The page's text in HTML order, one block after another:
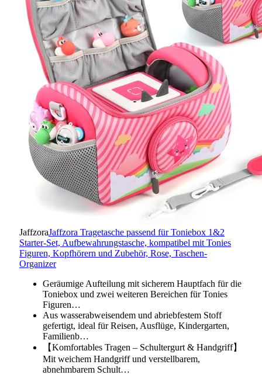
JaffzoraJaffzora Tragetasche passend für Toniebox 1&2
Starter-Set, Aufbewahrungstasche, kompatibel mit Tonies
Figuren, Kopfhörern und Zubehör, Rose, Taschen-
Organizer
Geräumige Aufteilung mit sicherem Hauptfach für die
Toniebox und zwei weiteren Bereichen für Tonies
Figuren…
Aus wasserabweisendem und abriebfestem Stoff
gefertigt, ideal für Reisen, Ausflüge, Kindergarten,
Familienb…
【Komfortables Tragen – Schultergurt & Handgriff】
Mit weichem Handgriff und verstellbarem,
abnehmbarem Schult…